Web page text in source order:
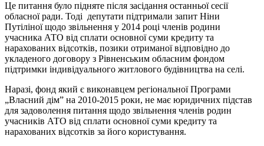
Це питання було підняте після засідання останньої сесії
обласної ради. Тоді депутати підтримали запит Ніни
Путіліної щодо звільнення у 2014 році членів родини
учасника АТО від сплати основної суми кредиту та
нарахованих відсотків, позики отриманої відповідно до
укладеного договору з Рівненським обласним фондом
підтримки індивідуального житлового будівництва на селі.
Наразі, фонд який є виконавцем регіональної Програми
„Власний дім” на 2010-2015 роки, не має юридичних підстав
для задоволення питання щодо звільнення членів родин
учасників АТО від сплати основної суми кредиту та
нарахованих відсотків за його користування.